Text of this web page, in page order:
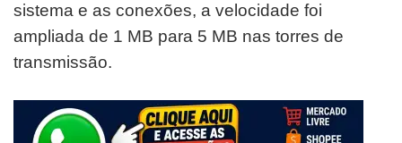
sistema e as conexões, a velocidade foi
ampliada de 1 MB para 5 MB nas torres de
transmissão.